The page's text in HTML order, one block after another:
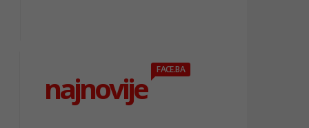
najnovije
FACE.BA